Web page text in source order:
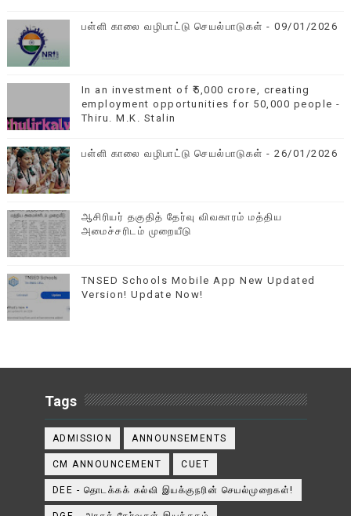
பள்ளி காலை வழிபாட்டு செயல்பாடுகள் - 09/01/2026
In an investment of ₹5,000 crore, creating
employment opportunities for 50,000 people -
Thiru. M.K. Stalin
பள்ளி காலை வழிபாட்டு செயல்பாடுகள் - 26/01/2026
ஆசிரியர் தகுதித் தேர்வு விவகாரம் மத்திய
அமைச்சரிடம் முறையீடு
TNSED Schools Mobile App New Updated
Version! Update Now!
Tags
ADMISSION ANNOUNSEMENTS
CM ANNOUNCEMENT CUET
DEE - தொடக்கக் கல்வி இயக்குநரின் செயல்முறைகள்!